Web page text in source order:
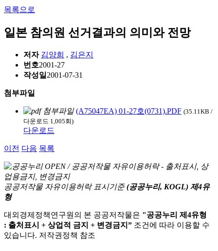
목록으로
일본 참의원 선거결과의 의미와 전망
저자 김양희 , 김은지
번호2001-27
작성일 2001-07-31
첨부파일
(A75047EA) 01-27호(0731).PDF (35.11KB /
다운로드 1,005회)
다운로드
이전 다음 목록
공공저작물 자유이용허락 표시기준 (공공누리, KOGL) 제4유
형
대외경제정책연구원의 본 공공저작물은 "공공누리 제4유형
: 출처표시 + 상업적 금지 + 변경금지” 조건에 따라 이용할 수
있습니다. 저작권정책 참조